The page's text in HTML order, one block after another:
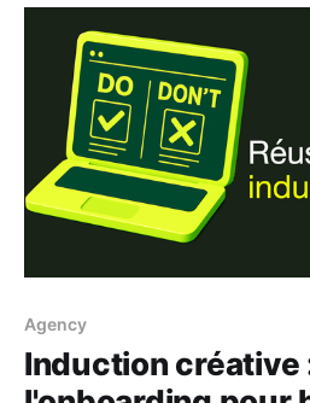
Agency
Induction